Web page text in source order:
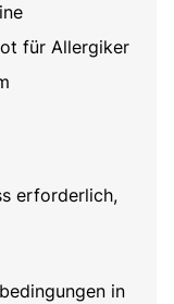
für Allergiker
erforderlich,
in